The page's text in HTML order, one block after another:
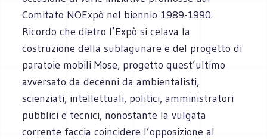
Comitato NOExpò nel biennio 1989-1990.
Ricordo che dietro l’Expò si celava la
costruzione della sublagunare e del progetto di
paratoie mobili Mose, progetto quest’ultimo
avversato da decenni da ambientalisti,
scienziati, intellettuali, politici, amministratori
pubblici e tecnici, nonostante la vulgata
corrente faccia coincidere l’opposizione al